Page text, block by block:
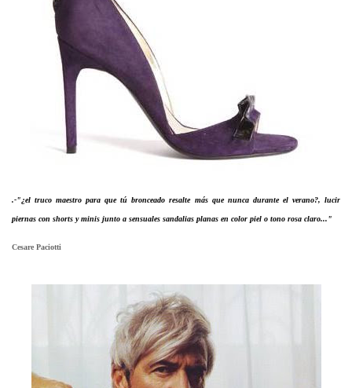
.-"¿el truco maestro para que tú bronceado resalte más que nunca durante el verano?, lucir
piernas con shorts y minis junto a sensuales sandalias planas en color piel o tono rosa claro..."
Cesare Paciotti